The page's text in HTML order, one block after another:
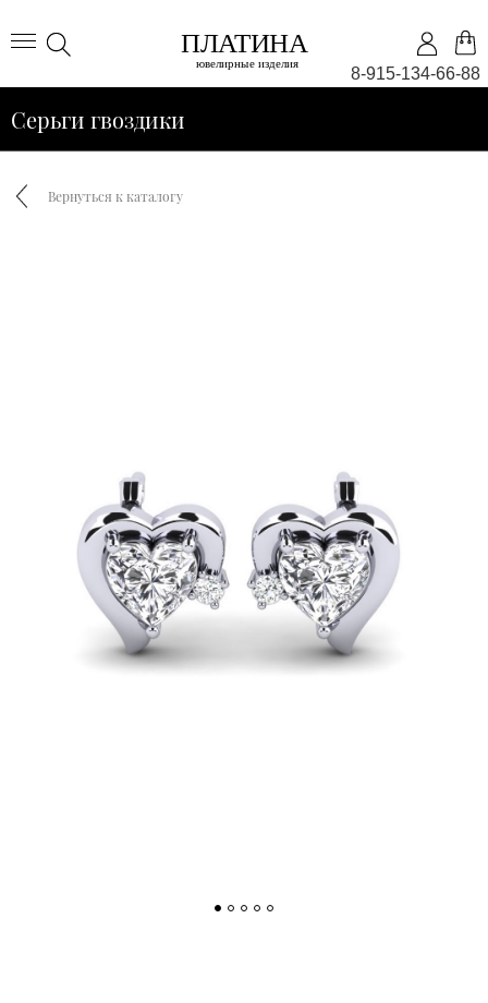
8-915-134-66-88
Серьги гвоздики
Вернуться к каталогу